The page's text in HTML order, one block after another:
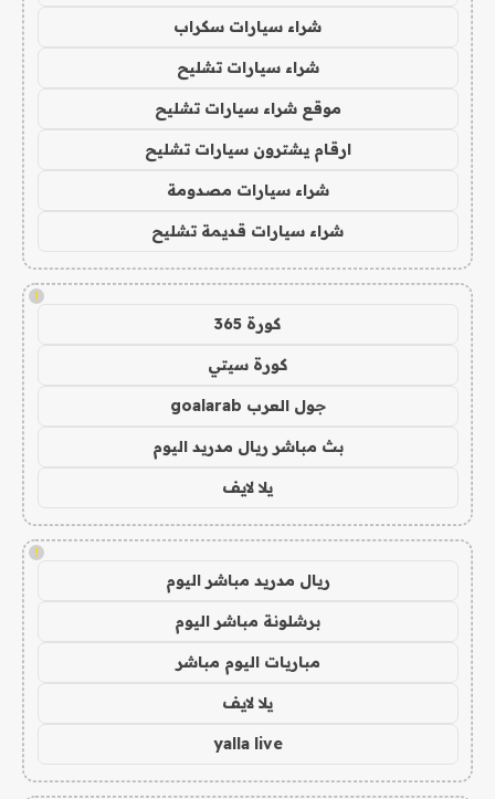
شراء سيارات سكراب
شراء سيارات تشليح
موقع شراء سيارات تشليح
ارقام يشترون سيارات تشليح
شراء سيارات مصدومة
شراء سيارات قديمة تشليح
!
كورة 365
كورة سيتي
جول العرب goalarab
بث مباشر ريال مدريد اليوم
يلا لايف
!
ريال مدريد مباشر اليوم
برشلونة مباشر اليوم
مباريات اليوم مباشر
يلا لايف
yalla live